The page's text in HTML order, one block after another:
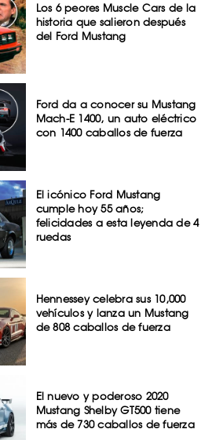
Los 6 peores Muscle Cars de la
historia que salieron después
del Ford Mustang
Ford da a conocer su Mustang
Mach-E 1400, un auto eléctrico
con 1400 caballos de fuerza
El icónico Ford Mustang
cumple hoy 55 años;
felicidades a esta leyenda de 4
ruedas
Hennessey celebra sus 10,000
vehículos y lanza un Mustang
de 808 caballos de fuerza
El nuevo y poderoso 2020
Mustang Shelby GT500 tiene
más de 730 caballos de fuerza